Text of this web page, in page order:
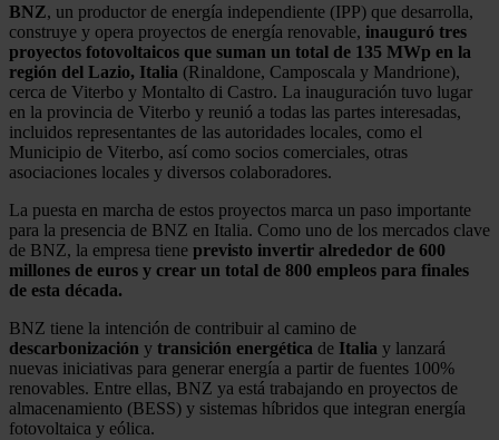
BNZ, un productor de energía independiente (IPP) que desarrolla,
construye y opera proyectos de energía renovable, inauguró tres
proyectos fotovoltaicos que suman un total de 135 MWp en la
región del Lazio, Italia (Rinaldone, Camposcala y Mandrione),
cerca de Viterbo y Montalto di Castro. La inauguración tuvo lugar
en la provincia de Viterbo y reunió a todas las partes interesadas,
incluidos representantes de las autoridades locales, como el
Municipio de Viterbo, así como socios comerciales, otras
asociaciones locales y diversos colaboradores.
La puesta en marcha de estos proyectos marca un paso importante
para la presencia de BNZ en Italia. Como uno de los mercados clave
de BNZ, la empresa tiene previsto invertir alrededor de 600
millones de euros y crear un total de 800 empleos para finales
de esta década.
BNZ tiene la intención de contribuir al camino de
descarbonización y transición energética de Italia y lanzará
nuevas iniciativas para generar energía a partir de fuentes 100%
renovables. Entre ellas, BNZ ya está trabajando en proyectos de
almacenamiento (BESS) y sistemas híbridos que integran energía
fotovoltaica y eólica.